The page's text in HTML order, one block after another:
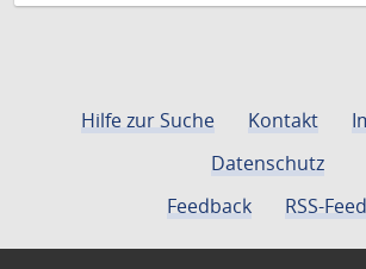
Hilfe zur Suche Kontakt
Datenschutz
Feedback
RSS-Feed